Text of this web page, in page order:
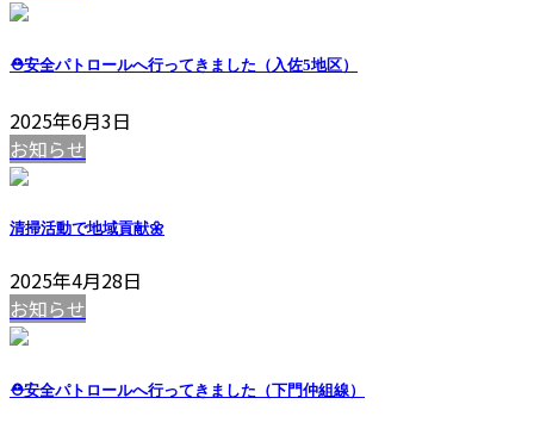
⛑安全パトロールへ行ってきました（入佐5地区）
2025年6月3日
お知らせ
清掃活動で地域貢献🌼
2025年4月28日
お知らせ
⛑安全パトロールへ行ってきました（下門仲組線）